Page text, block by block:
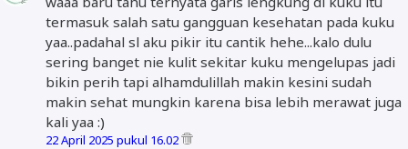
termasuk salah satu gangguan kesehatan pada kuku
yaa..padahal sl aku pikir itu cantik hehe...kalo dulu
sering banget nie kulit sekitar kuku mengelupas jadi
bikin perih tapi alhamdulillah makin kesini sudah
makin sehat mungkin karena bisa lebih merawat juga
kali yaa :)
22 April 2025 pukul 16.02